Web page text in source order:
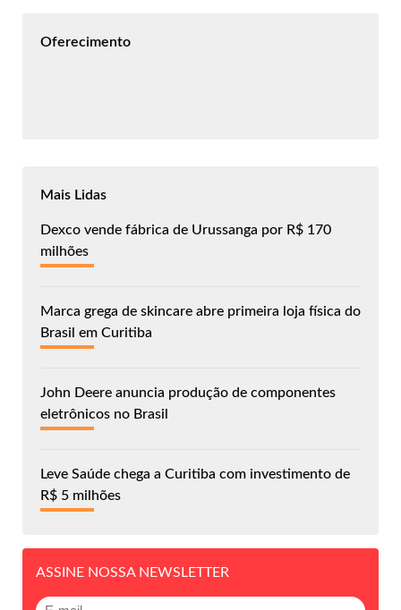
Oferecimento
Mais Lidas
Dexco vende fábrica de Urussanga por R$ 170
milhões
Marca grega de skincare abre primeira loja física do
Brasil em Curitiba
John Deere anuncia produção de componentes
eletrônicos no Brasil
Leve Saúde chega a Curitiba com investimento de
R$ 5 milhões
ASSINE NOSSA NEWSLETTER